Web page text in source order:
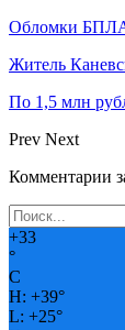
Обломки БПЛА
Житель
По 1,5 млн
Prev Next
Комментарии
+33
°
C
H: +39°
L: +25°